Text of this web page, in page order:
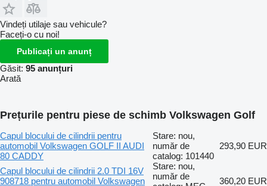
Vindeți utilaje sau vehicule?
Faceți-o cu noi!
Publicați un anunț
Găsit: 95 anunțuri
Arată
Prețurile pentru piese de schimb Volkswagen Golf
Capul blocului de cilindrii pentru
automobil Volkswagen GOLF II AUDI
80 CADDY
Stare: nou,
număr de
catalog: 101440
293,90 EUR
Capul blocului de cilindrii 2.0 TDI 16V
908718 pentru automobil Volkswagen
Stare: nou,
număr de
360,20 EUR